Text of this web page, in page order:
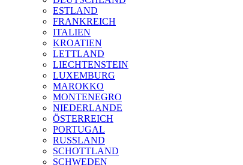
ESTLAND
FRANKREICH
ITALIEN
KROATIEN
LETTLAND
LIECHTENSTEIN
LUXEMBURG
MAROKKO
MONTENEGRO
NIEDERLANDE
ÖSTERREICH
PORTUGAL
RUSSLAND
SCHOTTLAND
SCHWEDEN